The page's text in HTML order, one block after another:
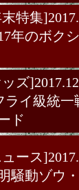
[年末特集
2017年の
[年末特集
2017年
編
[オッズ